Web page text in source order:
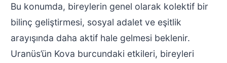
Bu konumda, bireylerin genel olarak kolektif bir
bilinç geliştirmesi, sosyal adalet ve eşitlik
arayışında daha aktif hale gelmesi beklenir.
Uranüs’ün Kova burcundaki etkileri, bireyleri